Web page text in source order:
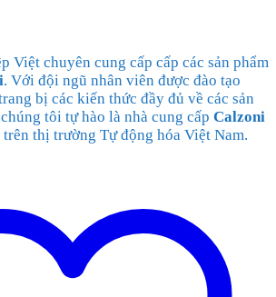
Việt chuyên cung cấp cấp các sản phẩm
. Với đội ngũ nhân viên được đào tạo
bị các kiến thức đầy đủ về các sản
tôi tự hào là nhà cung cấp Calzoni
thị trường Tự động hóa Việt Nam.